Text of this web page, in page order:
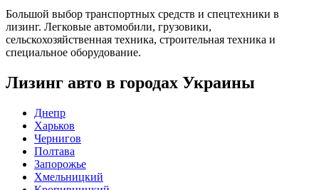
Большой выбор транспортных средств и спецтехники в
лизинг. Легковые автомобили, грузовики,
сельскохозяйственная техника, строительная техника и
специальное оборудование.
Лизинг авто в городах Украины
Днепр
Харьков
Чернигов
Полтава
Запорожье
Хмельницкий